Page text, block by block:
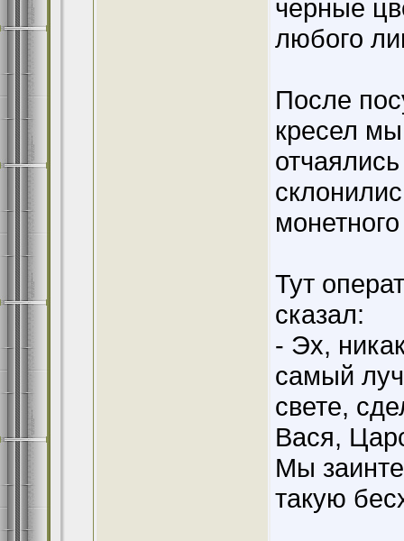
черные
любого
После
кресел
Тут
сказал:
- Эх,
самый
свете,
Вася,
Мы
такую